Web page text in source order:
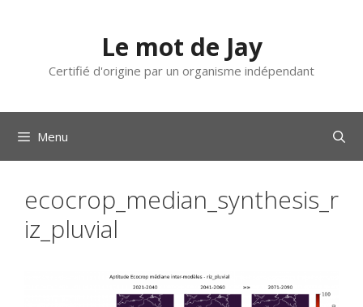
Le mot de Jay
Certifié d'origine par un organisme indépendant
Menu
ecocrop_median_synthesis_r
iz_pluvial